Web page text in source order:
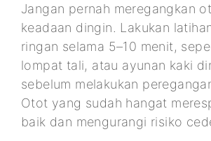
Jangan pernah meregangkan
keadaan dingin. Lakukan
ringan selama 5–10 menit,
lompat tali, atau ayunan kaki
sebelum melakukan
Otot yang sudah hangat
baik dan mengurangi risiko